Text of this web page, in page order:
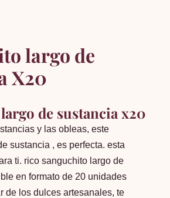
largo de
X20
de sustancia x20
y las obleas, este
sustancia , es perfecta. esta
ti. rico sanguchito largo de
en formato de 20 unidades
de los dulces artesanales, te